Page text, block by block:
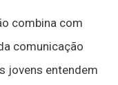
combina com
comunicação
jovens entendem